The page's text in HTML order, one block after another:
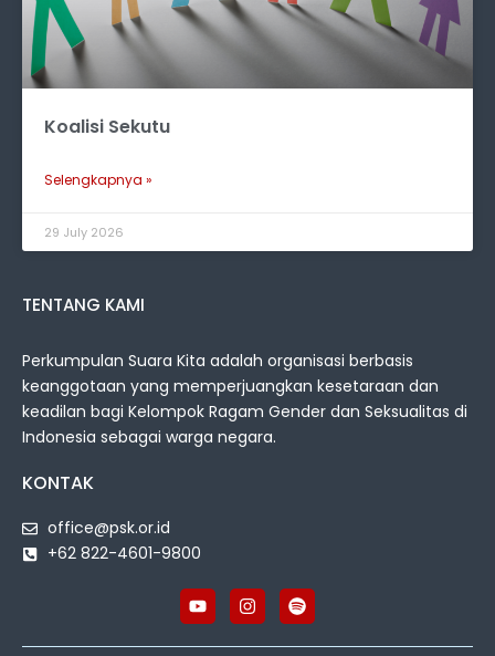
Koalisi Sekutu
Selengkapnya »
29 July 2026
TENTANG KAMI
Perkumpulan Suara Kita adalah organisasi berbasis
keanggotaan yang memperjuangkan kesetaraan dan
keadilan bagi Kelompok Ragam Gender dan Seksualitas di
Indonesia sebagai warga negara.
KONTAK
office@psk.or.id
+62 822-4601-9800